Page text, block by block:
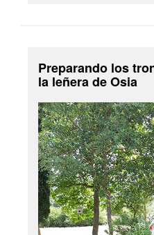
Preparando los
la leñera de Osia